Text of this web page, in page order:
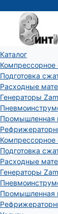
Каталог
Компрессорное
Подготовка
Расходные
Генераторы
Промышленная
Компрессорное
Подготовка
Расходные
Генераторы
Промышленная